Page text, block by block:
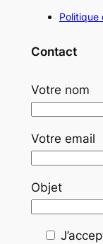
Politique
Contact
Votre nom
Votre email
Objet